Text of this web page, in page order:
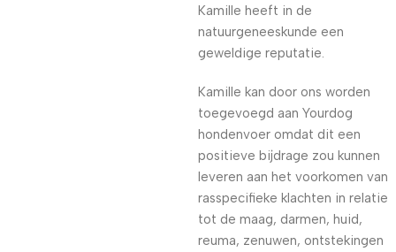
Kamille heeft in de
natuurgeneeskunde een
geweldige reputatie.
Kamille kan door ons worden
toegevoegd aan Yourdog
hondenvoer omdat dit een
positieve bijdrage zou kunnen
leveren aan het voorkomen van
rasspecifieke klachten in relatie
tot de maag, darmen, huid,
reuma, zenuwen, ontstekingen